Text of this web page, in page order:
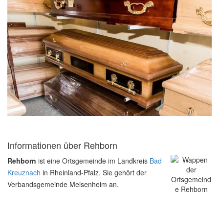
Informationen über Rehborn
Rehborn ist eine Ortsgemeinde im Landkreis Bad
Kreuznach in Rheinland-Pfalz. Sie gehört der
Verbandsgemeinde Meisenheim an.